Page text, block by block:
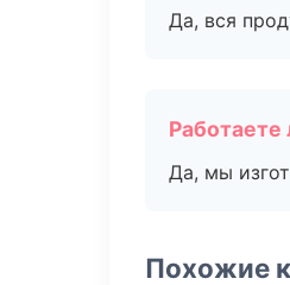
Да, вся
Работаете
Да, мы
Похожие